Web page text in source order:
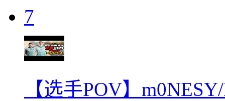
7
【选手POV】